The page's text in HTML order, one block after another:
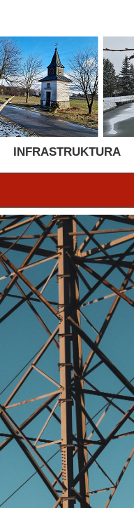
INFRASTRUKTURA